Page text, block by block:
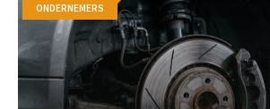
ONDERNEMERS